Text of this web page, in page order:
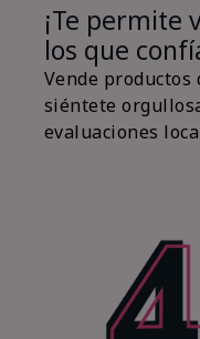
¡Te permite
los que
Vende productos
siéntete
evaluaciones